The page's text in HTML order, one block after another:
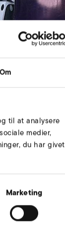
Om
til at analysere
medier,
du har givet
Marketing